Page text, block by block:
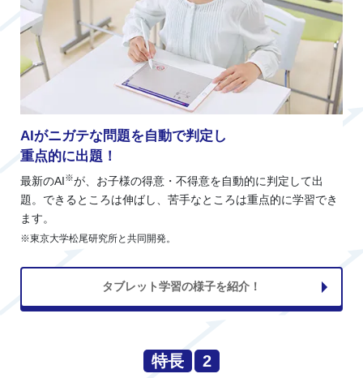
AIがニガテな問題を自動で判定し
重点的に出題！
最新のAI※が、お子様の得意・不得意を自動的に判定して出
題。できるところは伸ばし、苦手なところは重点的に学習でき
ます。
※東京大学松尾研究所と共同開発。
タブレット学習の様子を紹介！
特長 2